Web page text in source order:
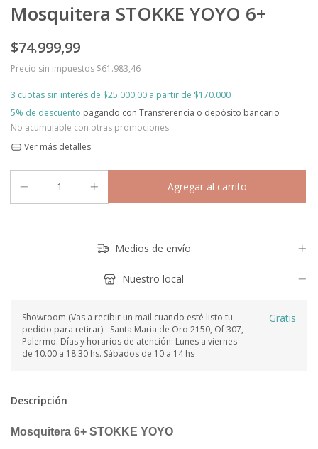
Mosquitera STOKKE YOYO 6+
$74.999,99
Precio sin impuestos $61.983,46
3 cuotas sin interés de $25.000,00
5% de descuento pagando con Transferencia o depósito bancario
No acumulable con otras promociones
Ver más detalles
Medios de envío
Nuestro local
Showroom (Vas a recibir un mail cuando esté listo tu
pedido para retirar) - Santa Maria de Oro 2150, Of 307,
Palermo. Días y horarios de atención: Lunes a viernes
de 10.00 a 18.30 hs. Sábados de 10 a 14 hs
Gratis
Descripción
Mosquitera 6+ STOKKE YOYO